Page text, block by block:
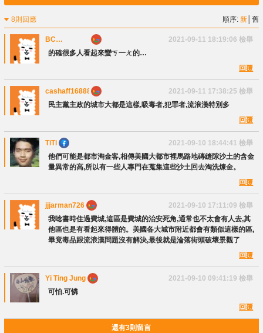
8則回應 順序:新 │舊
BC
Tinymelody
2021-09-11 18:19:06 檢舉
的確很多人看起來蠻ㄎ一ㄤ的…
回覆
cashaff16888 2021-09-11 17:38:25 檢舉
民主黨主政的城市大都是這樣,吸毒者,犯罪者,流浪漢特別多
回覆
TiTi 2021-09-10 18:44:41 檢舉
他們可能是都市淘金客,相傳美國大都市裡馬路地磚縫隙沙土的含金
量異常的高,所以有一些人專門在蒐集這些沙土回去淘洗煉金。
回覆
jjjarman726 2021-09-10 17:11:09 檢舉
我唸書時住過費城,這區是費城的治安死角,通常也不太會有人去,其
他區也是有看起來得體的。美國各大城市附近都會有類似這樣的區,
畢竟毒品跟流浪漢問題沒有解決,最後就是淪落街頭破壞景觀了
回覆
Yi Ting Jung 2021-09-10 09:41:19 檢舉
可怕.可憐
回覆
還有3則留言